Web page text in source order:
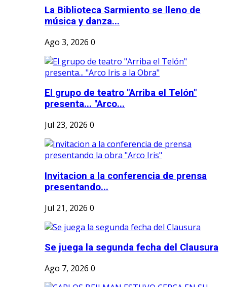
La Biblioteca Sarmiento se lleno de
música y danza...
Ago 3, 2026 0
El grupo de teatro "Arriba el Telón"
presenta... "Arco...
Jul 23, 2026 0
Invitacion a la conferencia de prensa
presentando...
Jul 21, 2026 0
Se juega la segunda fecha del Clausura
Ago 7, 2026 0